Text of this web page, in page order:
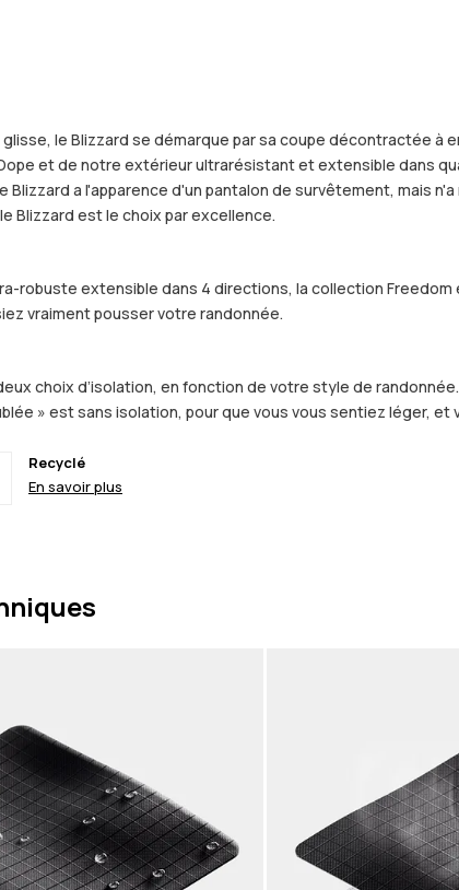
le Blizzard se démarque par sa coupe décontractée
et de notre extérieur ultrarésistant et extensible dans
a l'apparence d'un pantalon de survêtement, mais
Blizzard est le choix par excellence.
robuste extensible dans 4 directions, la collection
vraiment pousser votre randonnée.
choix d’isolation, en fonction de votre style de
» est sans isolation, pour que vous vous sentiez léger,
Recyclé
En savoir plus